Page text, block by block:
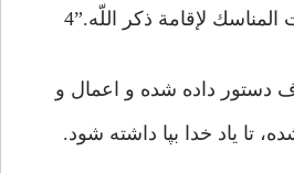
لإقامة ذكر اللّه.”4
دستور داده شده و اعمال و
تا ياد خدا بپا داشته شود.